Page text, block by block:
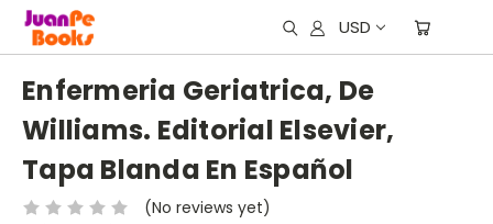
USD
Enfermeria Geriatrica, De
Williams. Editorial Elsevier,
Tapa Blanda En Español
(No reviews yet)